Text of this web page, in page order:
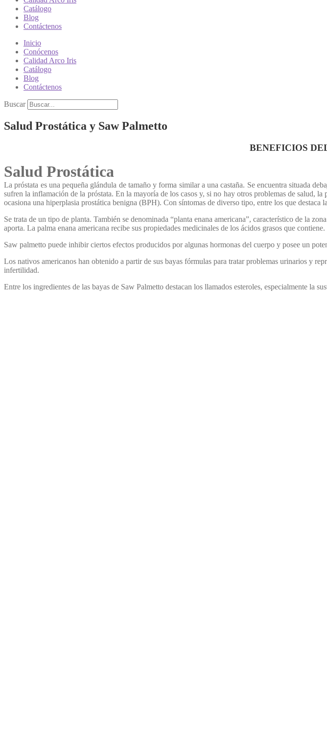
Catálogo
Blog
Contáctenos
Inicio
Conócenos
Calidad Arco Iris
Catálogo
Blog
Contáctenos
Buscar
Salud Prostática y Saw Palmetto
BENEFICIOS
Salud Prostática
La próstata es una pequeña glándula de tamaño y forma similar a una castaña. Se encuentra situada
sufren la inflamación de la próstata. En la mayoría de los casos y, si no hay otros problemas de salud,
ocasiona una hiperplasia prostática benigna (BPH). Con síntomas de diverso tipo, entre los que destaca
Se trata de un tipo de planta. También se denominada “planta enana americana”, característico de la
aporta. La palma enana americana recibe sus propiedades medicinales de los ácidos grasos que contiene.
Saw palmetto puede inhibir ciertos efectos producidos por algunas hormonas del cuerpo y posee un
Los nativos americanos han obtenido a partir de sus bayas fórmulas para tratar problemas urinarios y
infertilidad.
Entre los ingredientes de las bayas de Saw Palmetto destacan los llamados esteroles, especialmente la